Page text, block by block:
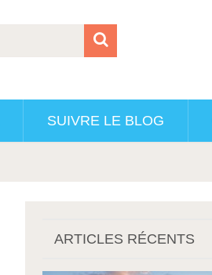
SUIVRE LE BLOG
ARTICLES RÉCENTS